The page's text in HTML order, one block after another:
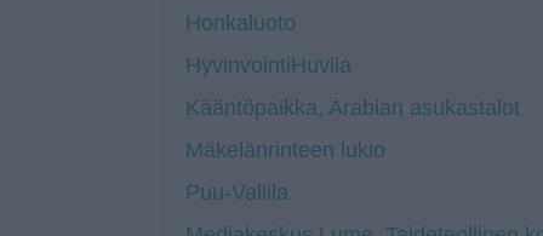
Honkaluoto
HyvinvointiHuvila
Kääntöpaikka, Arabian asukastalot
Mäkelänrinteen lukio
Puu-Vallila